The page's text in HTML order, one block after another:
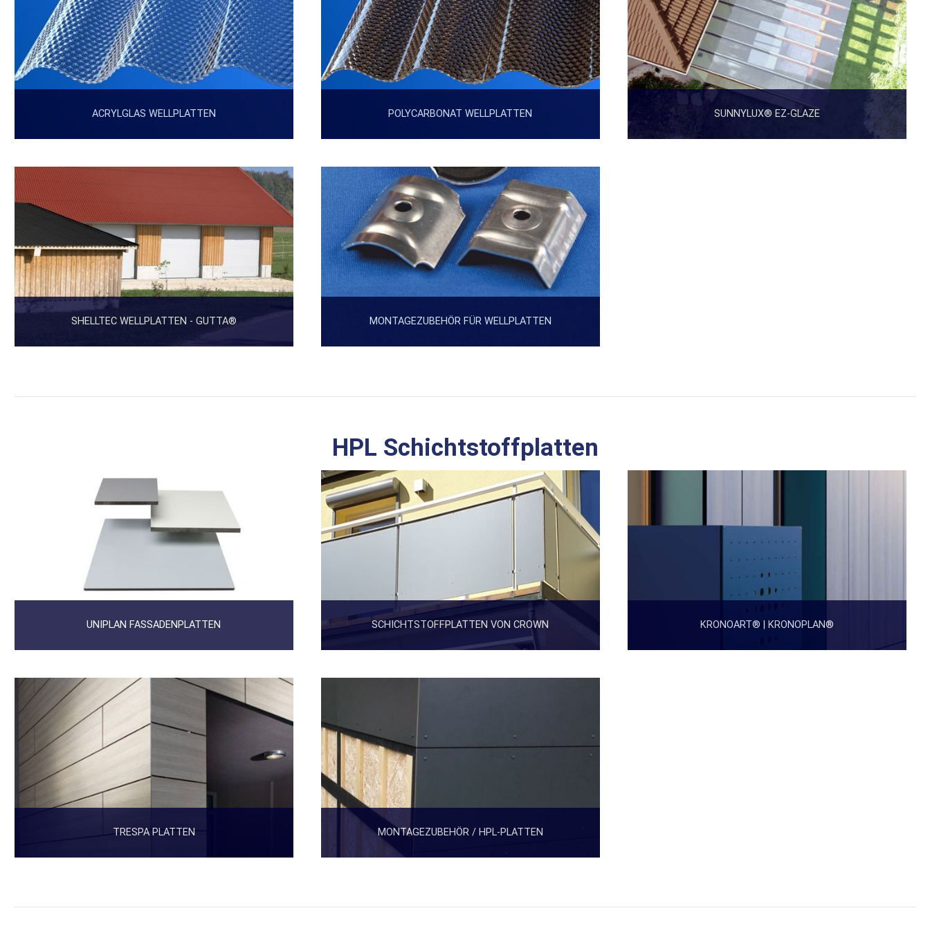
ACRYLGLAS WELLPLATTEN POLYCARBONAT WELLPLATTEN SUNNYLUX® EZ-GLAZE
SHELLTEC WELLPLATTEN - GUTTA® MONTAGEZUBEHÖR FÜR WELLPLATTEN
HPL Schichtstoffplatten
UNIPLAN FASSADENPLATTEN SCHICHTSTOFFPLATTEN VON CROWN KRONOART® | KRONOPLAN®
TRESPA PLATTEN MONTAGEZUBEHÖR / HPL-PLATTEN